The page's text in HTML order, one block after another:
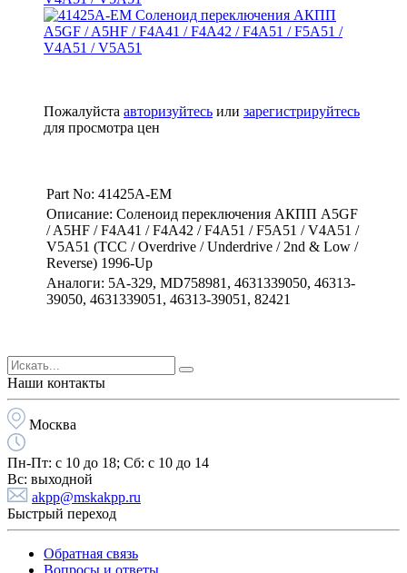
Пожалуйста авторизуйтесь или зарегистрируйтесь
для просмотра цен
Part No: 41425A-EM
Описание: Соленоид переключения АКПП A5GF
/ A5HF / F4A41 / F4A42 / F4A51 / F5A51 / V4A51 /
V5A51 (TCC / Overdrive / Underdrive / 2nd & Low /
Reverse) 1996-Up
Аналоги: 5A-329, MD758981, 4631339050, 46313-
39050, 4631339051, 46313-39051, 82421
Наши контакты
Москва
Пн-Пт: с 10 до 18; Cб: с 10 до 14
Вс: выходной
akpp@mskakpp.ru
Быстрый переход
Обратная связь